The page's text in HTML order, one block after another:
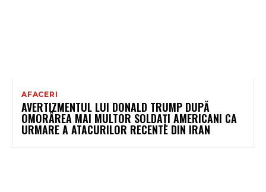
AFACERI
AVERTIZMENTUL LUI DONALD TRUMP DUPĂ
OMORÂREA MAI MULTOR SOLDAȚI AMERICANI CA
URMARE A ATACURILOR RECENTE DIN IRAN